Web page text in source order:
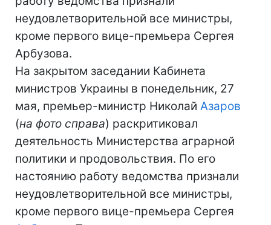
неудовлетворительной все министры,
кроме первого вице-премьера Сергея
Арбузова.
На закрытом заседании Кабинета
министров Украины в понедельник, 27
мая, премьер-министр Николай Азаров
(на фото справа) раскритиковал
деятельность Министерства аграрной
политики и продовольствия. По его
настоянию работу ведомства признали
неудовлетворительной все министры,
кроме первого вице-премьера Сергея